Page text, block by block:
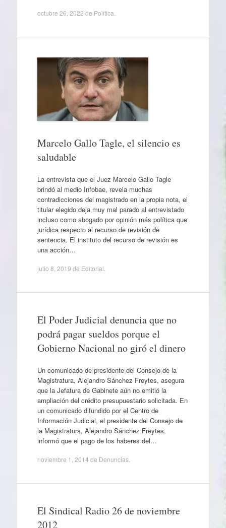
octubre 26, 2022 de Política
Marcelo Gallo Tagle, el silencio es
saludable
La entrevista que el Juez Marcelo Gallo Tagle
brindó al medio Infobae, revela muchas
contradicciones del magistrado en la propia nota, el
titular elegido deja muy mal parado al entrevistado
incluso como abogado por opinión más política que
jurídica respecto al recurso de revisión de
sentencia. El instituto del recurso de revisión es
una acción…
julio 8, 2019 de Editorial
El Poder Judicial denuncia que no
podrá pagar sueldos porque el
Gobierno Nacional no giró el dinero
Un comunicado de presidente del Consejo de la
Magistratura, Alejandro Sánchez Freytes, asegura
que la Jefatura de Gabinete aún no emitió la
ampliación del crédito presupuestario solicitada. En
un comunicado difundido por el Centro de
Información Judicial, el presidente del Consejo de
la Magistratura, Alejandro Sánchez Freytes,
informó que el pago de los haberes del…
noviembre 1, 2014 de Denuncias.
El Sindical Radio 26 de noviembre
2012